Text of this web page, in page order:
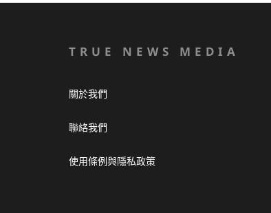
TRUE NEWS MEDIA
關於我們
聯絡我們
使用條例與隱私政策